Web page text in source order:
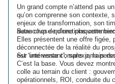
Un grand compte n’attend pas
qu’on comprenne son contexte,
enjeux de transformation, son
autre chose qu’une plaquette
Beaucoup de directions
Elles présentent une offre
déconnectée de la réalité du
est “intéressant”, sans jamais
Sur une vente complexe, la
C’est la base. Vous devez
colle au terrain du client :
opérationnels, ROI, conduite du